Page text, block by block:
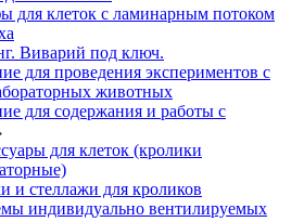
для клеток с ламинарным потоком
Виварий под ключ.
для проведения экспериментов с
животных
для содержания и работы с
для клеток (кролики
и стеллажи для кроликов
индивидуально вентилируемых